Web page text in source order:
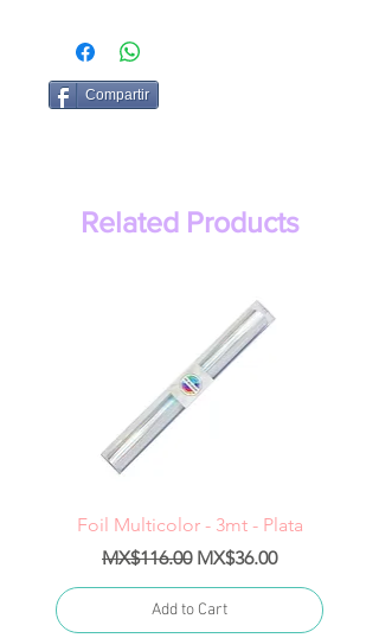
Compartir
Related Products
Foil Multicolor - 3mt - Plata
Regular Price
MX$116.00 Sale Price
MX$36.00
Add to Cart